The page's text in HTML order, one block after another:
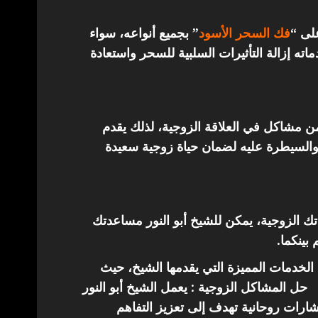
“فك السحر الأسود” بجميع أنواعه، سواء
إزالة التأثيرات السلبية للسحر واستعادة
مشاكل في العلاقة الزوجية، لذلك يقدم
عليه لضمان حياة زوجية سعيدة
الزوجية، يمكن للشيخ أبو النور مساعدتك
بينكما.
المميزة التي يقدمها الشيخ، حيث
حل المشاكل الزوجية : يعمل الشيخ أبو النور
روحانية تهدف إلى تعزيز التفاهم